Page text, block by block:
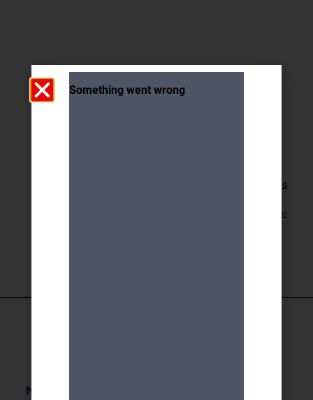
Retour aux activités
Lien pour cette activité
MDA GENEVE - ACTIVITES 50+